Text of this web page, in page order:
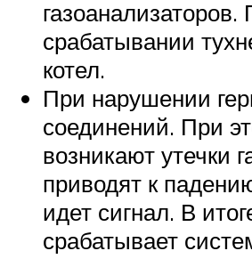
газоанализаторов.
срабатывании
котел.
При нарушении
соединений. При
возникают утечки
приводят к
идет сигнал. В
срабатывает